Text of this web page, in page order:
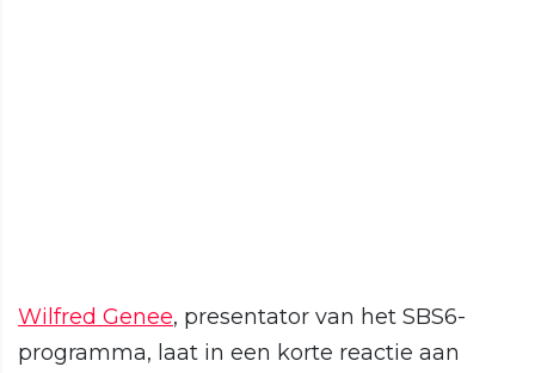
Wilfred Genee, presentator van het SBS6-
programma, laat in een korte reactie aan